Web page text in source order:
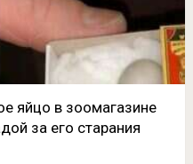
яйцо в зоомагазине
за его старания